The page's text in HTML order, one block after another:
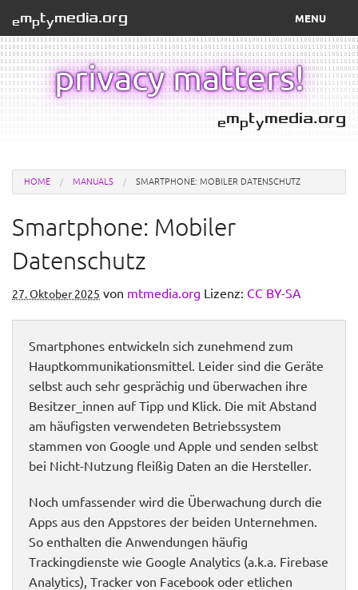
emptymedia.org MENU
webmail
diensteprivacy matters!
emptymedia.org
HOME MANUALS SMARTPHONE: MOBILER DATENSCHUTZ
Smartphone: Mobiler
Datenschutz
27. Oktober 2025 von mtmedia.org Lizenz: CC BY-SA
Smartphones entwickeln sich zunehmend zum
Hauptkommunikationsmittel. Leider sind die Geräte
selbst auch sehr gesprächig und überwachen ihre
Besitzer_innen auf Tipp und Klick. Die mit Abstand
am häufigsten verwendeten Betriebssystem
stammen von Google und Apple und senden selbst
bei Nicht-Nutzung fleißig Daten an die Hersteller.
Noch umfassender wird die Überwachung durch die
Apps aus den Appstores der beiden Unternehmen.
So enthalten die Anwendungen häufig
Trackingdienste wie Google Analytics (a.k.a. Firebase
Analytics), Tracker von Facebook oder etlichen